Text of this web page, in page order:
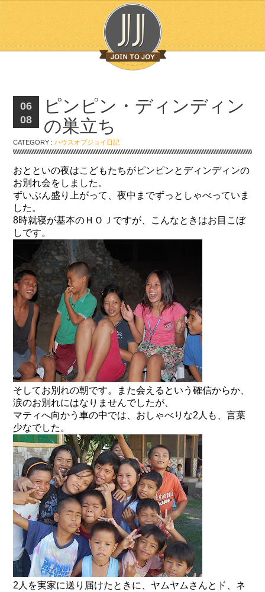
06
08
ピンピン・ディンディン
の巣立ち
CATEGORY :ハウスオブジョイ日記
おとといの夜はこどもたちがピンピンとディンディンの
お別れ会をしました。
ずいぶん盛り上がって、夜中までずっとしゃべっていま
した。
8時就寝が基本のＨＯＪですが、こんなときはお目こぼ
しです。
そしてお別れの朝です。また会えるという確信からか、
涙のお別れにはなりませんでしたが、
マティへ向かう車の中では、おしゃべりな2人も、言葉
少なでした。
2人を実家に送り届けたときに、ヤムヤムさんとド、ネ